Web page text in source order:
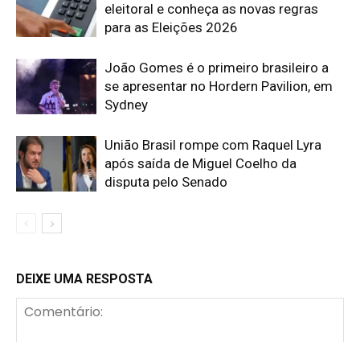
eleitoral e conheça as novas regras
para as Eleições 2026
João Gomes é o primeiro brasileiro a
se apresentar no Hordern Pavilion, em
Sydney
União Brasil rompe com Raquel Lyra
após saída de Miguel Coelho da
disputa pelo Senado
DEIXE UMA RESPOSTA